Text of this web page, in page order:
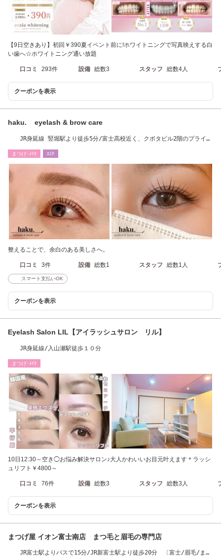
【9日空きあり】初回￥390夏イベント前に!ホワイトニングで写真映えする白
い歯へ☆ホワイトニング通い放題
口コミ 293件 設備 総数3 スタッフ 総数4人
クーポンを表示
haku. eyelash & brow care
JR身延線 竪堀駅より徒歩5分/富士高校近く、クボタビル2階のプライベ
まつげ･ﾒｲｸ ｴｽﾃ
整えることで、余白のある美しさへ。
口コミ 3件 設備 総数1 スタッフ 総数1人
スマート支払いOK
クーポンを表示
Eyelash Salon LIL【アイラッシュサロン リル】
JR身延線/入山瀬駅徒歩１０分
まつげ･ﾒｲｸ
10日12:30～空き◯お悩み解決サロン♪大人かわいいお目元叶えます＊ラッシ
ュリフト￥4800～
口コミ 76件 設備 総数3 スタッフ 総数3人
クーポンを表示
まつげ屋 イオン富士南店 まつ毛と眉毛の専門店
JR富士駅よりバスで15分/JR新富士駅より徒歩20分 〔富士/眉毛/まつ